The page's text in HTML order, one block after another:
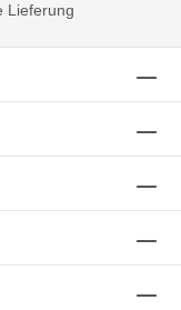
Lieferung